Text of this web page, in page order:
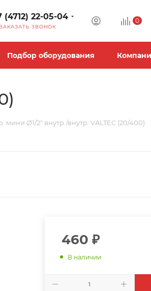
(4712) 22-05-04
ЗАКАЗАТЬ ЗВОНОК
0
Подбор оборудования
мини Ø1/2" внутр./внутр. VALTEC (20/400)
460 ₽
В наличии